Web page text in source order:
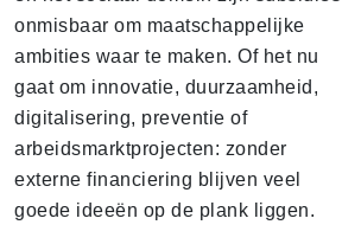
onmisbaar om maatschappelijke
ambities waar te maken. Of het nu
gaat om innovatie, duurzaamheid,
digitalisering, preventie of
arbeidsmarktprojecten: zonder
externe financiering blijven veel
goede ideeën op de plank liggen.